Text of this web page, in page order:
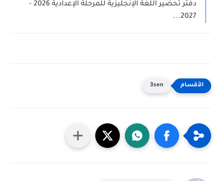
دفتر تحضير اللغة الإنجليزية للمرحلة الإعدادية 2026 -
2027...
3sen